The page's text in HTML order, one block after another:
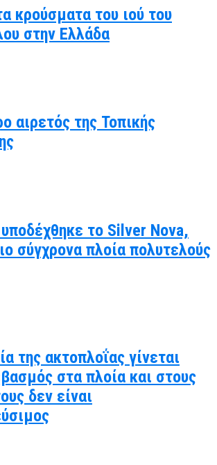
κρούσματα του ιού του
στην Ελλάδα
αιρετός της Τοπικής
το Silver Nova,
σύγχρονα πλοία πολυτελούς
της ακτοπλοΐας γίνεται
στα πλοία και στους
δεν είναι